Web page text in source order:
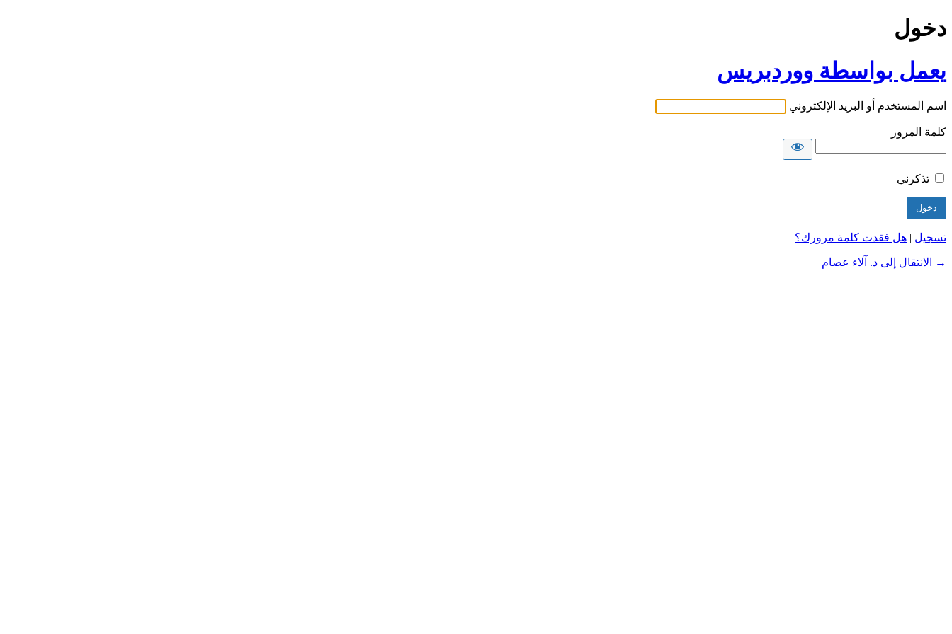
دخول
يعمل بواسطة ووردبريس
اسم المستخدم أو البريد الإلكتروني
كلمة المرور
تذكرني
تسجيل | هل فقدت كلمة مرورك؟
→ الانتقال إلى د. آلاء عصام